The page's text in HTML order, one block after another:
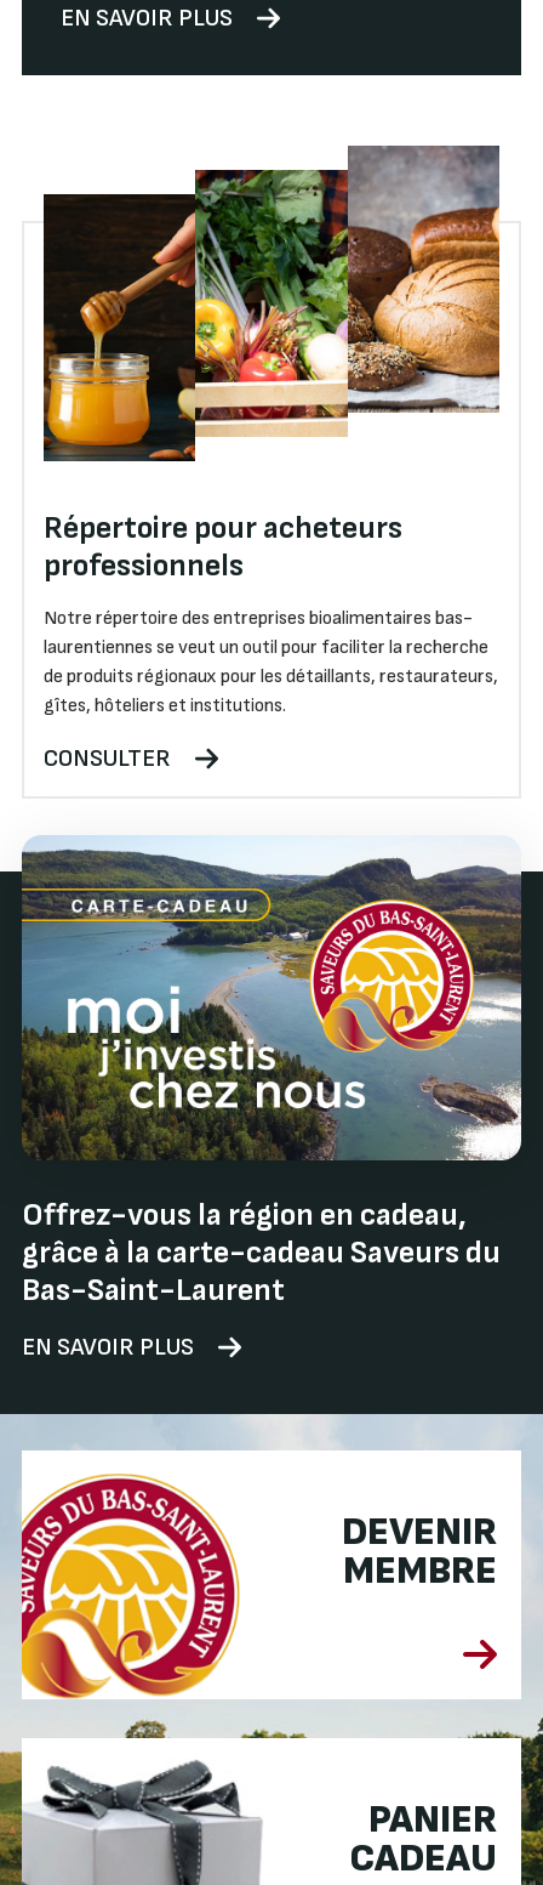
EN SAVOIR PLUS
Répertoire pour acheteurs
professionnels
Notre répertoire des entreprises bioalimentaires bas-
laurentiennes se veut un outil pour faciliter la recherche
de produits régionaux pour les détaillants, restaurateurs,
gîtes, hôteliers et institutions.
CONSULTER
Offrez-vous la région en cadeau,
grâce à la carte-cadeau Saveurs du
Bas-Saint-Laurent
EN SAVOIR PLUS
DEVENIR
MEMBRE
PANIER
CADEAU